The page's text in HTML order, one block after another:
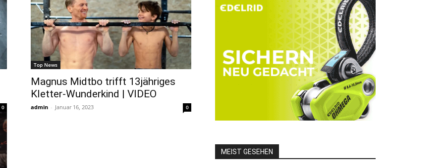
0
Top News
Magnus Midtbo trifft 13jähriges
Kletter-Wunderkind | VIDEO
admin - Januar 16, 2023 0
MEIST GESEHEN